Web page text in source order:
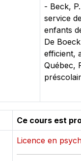
- Beck,
service
enfants
De
efficient,
Québec,
Ce cours est
Licence en